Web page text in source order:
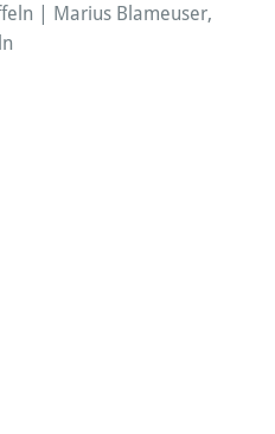
| Marius Blameuser,